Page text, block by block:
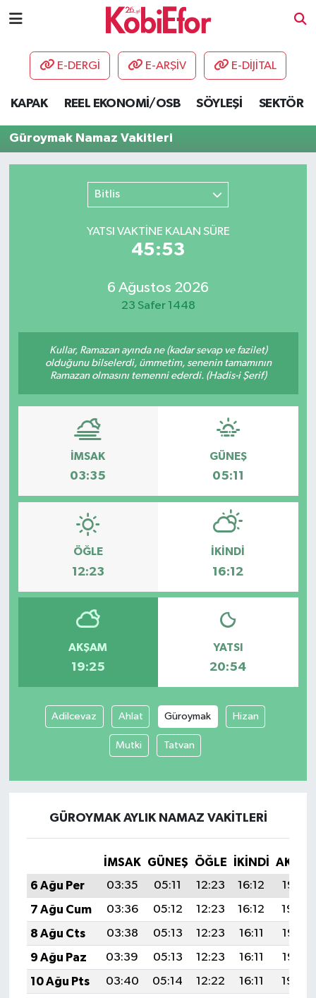
E-DERGİ E-ARŞİV E-DİJİTAL
KAPAK REEL EKONOMİ/OSB SÖYLEŞİ SEKTÖR
Güroymak Namaz Vakitleri
Bitlis
YATSI VAKTİNE KALAN SÜRE
45:53
6 Ağustos 2026
23 Safer 1448
Kullar, Ramazan ayında ne (kadar sevap ve fazilet)
olduğunu bilselerdi, ümmetim, senenin tamamının
Ramazan olmasını temenni ederdi. (Hadis-i Şerif)
İMSAK
03:35
GÜNEŞ
05:11
ÖĞLE
12:23
İKINDI
16:12
AKŞAM
19:25
YATSI
20:54
Adilcevaz Ahlat Güroymak Hizan
Mutki Tatvan
GÜROYMAK AYLIK NAMAZ VAKITLERI
İMSAK GÜNEŞ ÖĞLE İKINDI
6 Ağu Per
03:35 05:11 12:23 16:12
19:25
7 Ağu Cum
03:36 05:12 12:23 16:12
19:24
8 Ağu Cts
03:38 05:13 12:23 16:11
19:23
9 Ağu Paz
03:39 05:13 12:23 16:11
19:22
10 Ağu Pts
03:40 05:14 12:22 16:11
19:20
AKADEMİ
DESTEK-TEŞVİK
HABERLER
ŞİRKET PANO